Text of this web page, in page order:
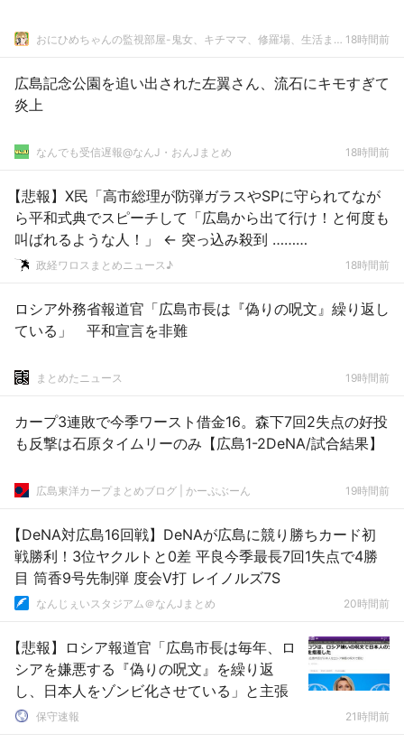
おにひめちゃんの監視部屋-鬼女、キチママ、修羅場、生活まとめ- 18時間前
広島記念公園を追い出された左翼さん、流石にキモすぎて
炎上
なんでも受信遅報@なんJ・おんJまとめ 18時間前
【悲報】X民「高市総理が防弾ガラスやSPに守られてなが
ら平和式典でスピーチして「広島から出て行け！と何度も
叫ばれるような人！」 ← 突っ込み殺到 ………
政経ワロスまとめニュース♪ 18時間前
ロシア外務省報道官「広島市長は『偽りの呪文』繰り返し
ている」 平和宣言を非難
まとめたニュース 19時間前
カープ3連敗で今季ワースト借金16。森下7回2失点の好投
も反撃は石原タイムリーのみ【広島1-2DeNA/試合結果】
広島東洋カープまとめブログ | かーぷぶーん 19時間前
【DeNA対広島16回戦】DeNAが広島に競り勝ちカード初
戦勝利！3位ヤクルトと0差 平良今季最長7回1失点で4勝
目 筒香9号先制弾 度会V打 レイノルズ7S
なんじぇいスタジアム＠なんJまとめ 20時間前
【悲報】ロシア報道官「広島市長は毎年、ロ
シアを嫌悪する『偽りの呪文』を繰り返
し、日本人をゾンビ化させている」と主張
保守速報 21時間前